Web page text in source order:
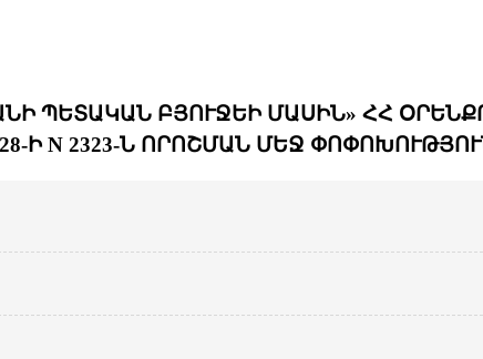
ՊԵՏԱԿԱՆ ԲՅՈՒՋԵԻ ՄԱՍԻՆ» ՀՀ
Ի N 2323-Ն ՈՐՈՇՄԱՆ ՄԵՋ